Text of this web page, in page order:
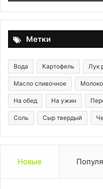
Метки
Вода Картофель Лук
Масло сливочное Молоко
На обед На ужин
Соль Сыр твердый
Новые